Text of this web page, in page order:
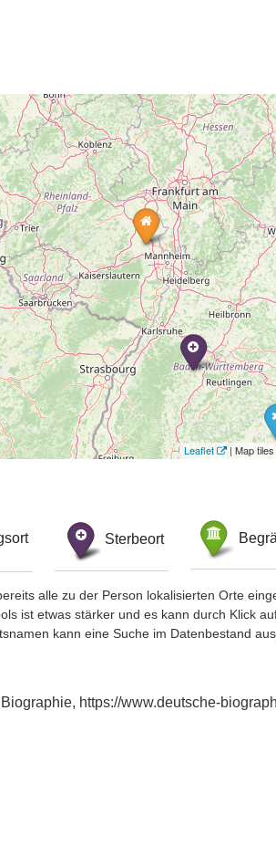
Leaflet | Map tiles
Sterbeort
alle zu der Person lokalisierten Orte
ist etwas stärker und es kann durch Klick
kann eine Suche im Datenbestand
https://www.deutsche-